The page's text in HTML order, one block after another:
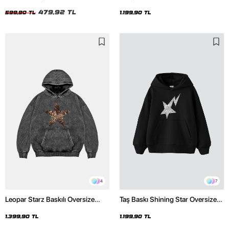
599,90 TL 479,92 TL 1.199,90 TL
4
Leopar Starz Baskılı Oversize
Hoodie
1.399,90 TL
7
Taş Baskı Shining Star Oversize
1.199,90 TL